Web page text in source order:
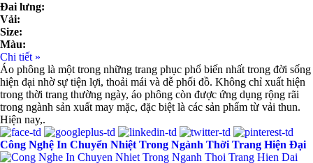
Đai lưng:
Vải:
Size:
Màu:
Chi tiết »
Áo phông là một trong những trang phục phổ biến nhất trong đời sống
hiện đại nhờ sự tiện lợi, thoải mái và dễ phối đồ. Không chỉ xuất hiện
trong thời trang thường ngày, áo phông còn được ứng dụng rộng rãi
trong ngành sản xuất may mặc, đặc biệt là các sản phẩm từ vải thun.
Hiện nay,.
Công Nghệ In Chuyển Nhiệt Trong Ngành Thời Trang Hiện Đại